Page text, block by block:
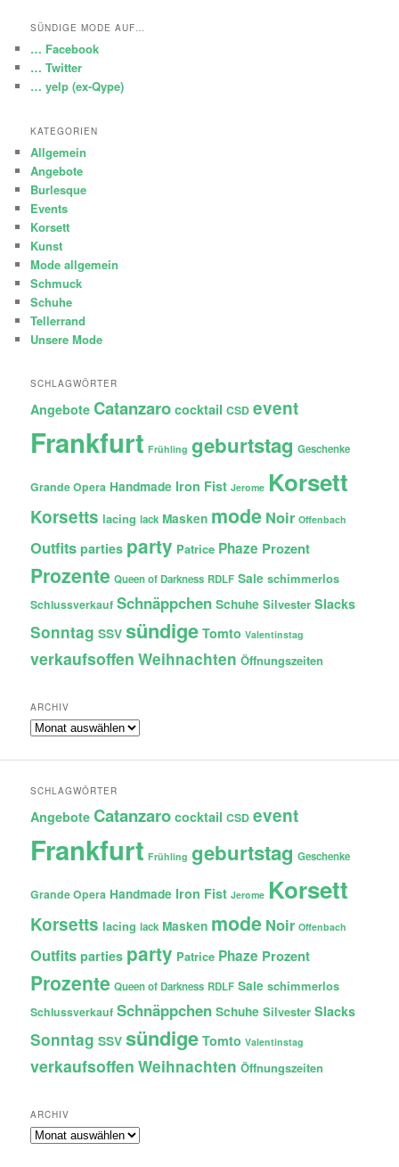
SÜNDIGE MODE AUF…
… Facebook
… Twitter
… yelp (ex-Qype)
KATEGORIEN
Allgemein
Angebote
Burlesque
Events
Korsett
Kunst
Mode allgemein
Schmuck
Schuhe
Tellerrand
Unsere Mode
SCHLAGWÖRTER
Angebote Catanzaro cocktail CSD event
Frankfurt Frühling geburtstag Geschenke
Grande Opera Handmade Iron Fist Jerome Korsett
Korsetts lacing lack Masken mode Noir Offenbach
Outfits parties party Patrice Phaze Prozent
Prozente Queen of Darkness RDLF Sale schimmerlos
Schlussverkauf Schnäppchen Schuhe Silvester Slacks
Sonntag SSV sündige Tomto Valentinstag
verkaufsoffen Weihnachten Öffnungszeiten
ARCHIV
Archiv
SCHLAGWÖRTER
Angebote Catanzaro cocktail CSD event
Frankfurt Frühling geburtstag Geschenke
Grande Opera Handmade Iron Fist Jerome Korsett
Korsetts lacing lack Masken mode Noir Offenbach
Outfits parties party Patrice Phaze Prozent
Prozente Queen of Darkness RDLF Sale schimmerlos
Schlussverkauf Schnäppchen Schuhe Silvester Slacks
Sonntag SSV sündige Tomto Valentinstag
verkaufsoffen Weihnachten Öffnungszeiten
ARCHIV
Archiv